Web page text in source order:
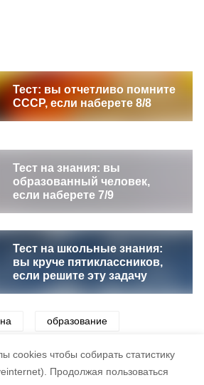
cookies чтобы собирать статистику
Продолжая пользоваться
Тест: вы отчетливо помните
СССР, если наберете 8/8
Тест на знания: вы
образованный человек,
если наберете 7/9
Тест на школьные знания:
вы круче пятиклассников,
если решите эту задачу
образование
эрудиция